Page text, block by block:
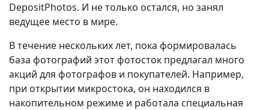
DepositPhotos. И не только остался, но занял
ведущее место в мире.
В течение нескольких лет, пока формировалась
база фотографий этот фотосток предлагал много
акций для фотографов и покупателей. Например,
при открытии микростока, он находился в
накопительном режиме и работала специальная